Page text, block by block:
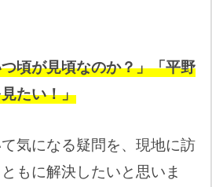
頃が見頃なのか？」「平野
たい！」
気になる疑問を、現地に訪
もに解決したいと思いま